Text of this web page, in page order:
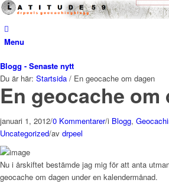
Menu
Blogg - Senaste nytt
Du är här: Startsida / En geocache om dagen
En geocache om
januari 1, 2012/0 Kommentarer/i Blogg,
Uncategorized/av drpeel
Nu i årskiftet bestämde jag mig för att anta
geocache om dagen under en kalendermånad.